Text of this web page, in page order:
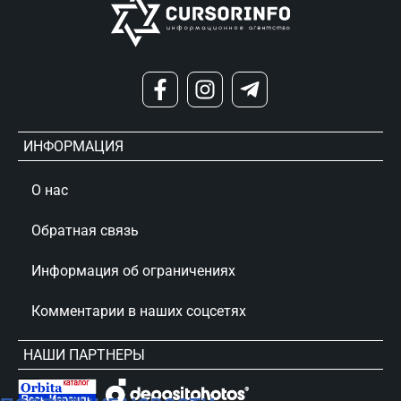
ИНФОРМАЦИЯ
О нас
Обратная связь
Информация об ограничениях
Комментарии в наших соцсетях
НАШИ ПАРТНЕРЫ